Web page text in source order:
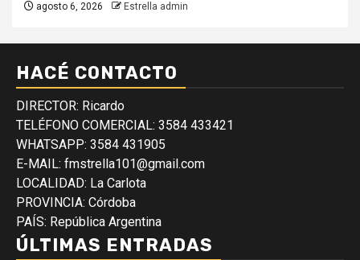
agosto 6, 2026 Estrella admin
HACÉ CONTACTO
DIRECTOR: Ricardo
TELÉFONO COMERCIAL: 3584 433421
WHATSAPP: 3584 431905
E-MAIL: fmstrella101@gmail.com
LOCALIDAD: La Carlota
PROVINCIA: Córdoba
PAÍS: República Argentina
ÚLTIMAS ENTRADAS